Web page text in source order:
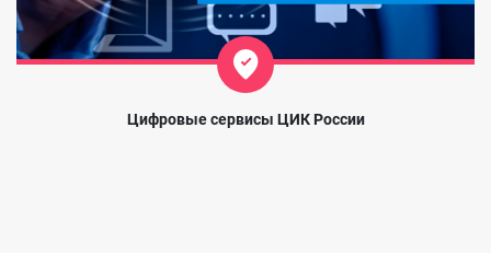
Цифровые сервисы ЦИК России